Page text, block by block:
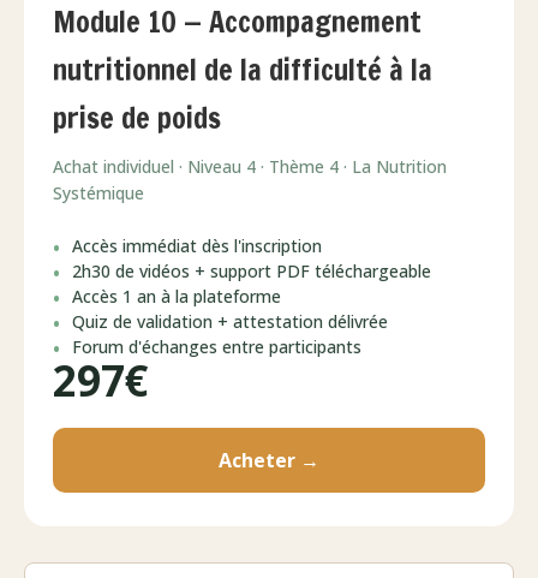
Module 10 — Accompagnement
nutritionnel de la difficulté à la
prise de poids
Achat individuel · Niveau 4 · Thème 4 · La Nutrition
Systémique
Accès immédiat dès l'inscription
2h30 de vidéos + support PDF téléchargeable
Accès 1 an à la plateforme
Quiz de validation + attestation délivrée
Forum d'échanges entre participants
297€
Acheter →